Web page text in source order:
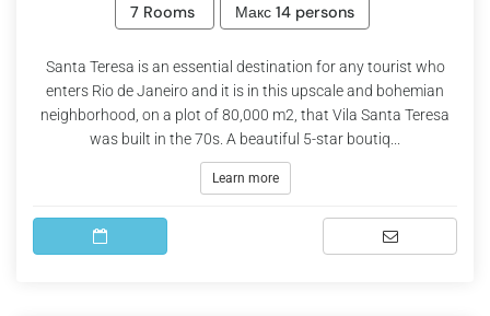
7 Rooms Макс 14 persons
Santa Teresa is an essential destination for any tourist who
enters Rio de Janeiro and it is in this upscale and bohemian
neighborhood, on a plot of 80,000 m2, that Vila Santa Teresa
was built in the 70s. A beautiful 5-star boutiq...
Learn more